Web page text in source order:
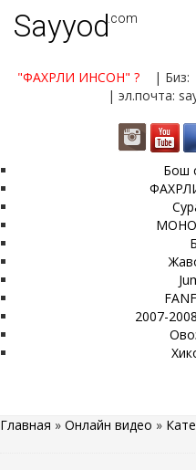
Sayyod.com
"ФАХРЛИ ИНСОН" ?
| Биз:
| эл.почта:
Бош
2007-
Главная » Онлайн видео »